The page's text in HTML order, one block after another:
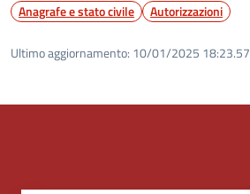
Anagrafe e stato civile Autorizzazioni
Ultimo aggiornamento: 10/01/2025 18:23.57